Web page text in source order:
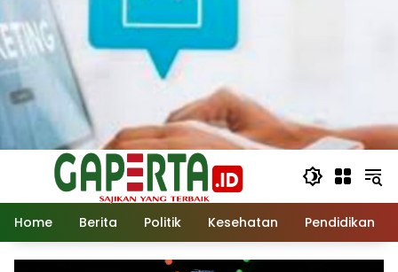
Home Berita Politik Kesehatan Pendidikan